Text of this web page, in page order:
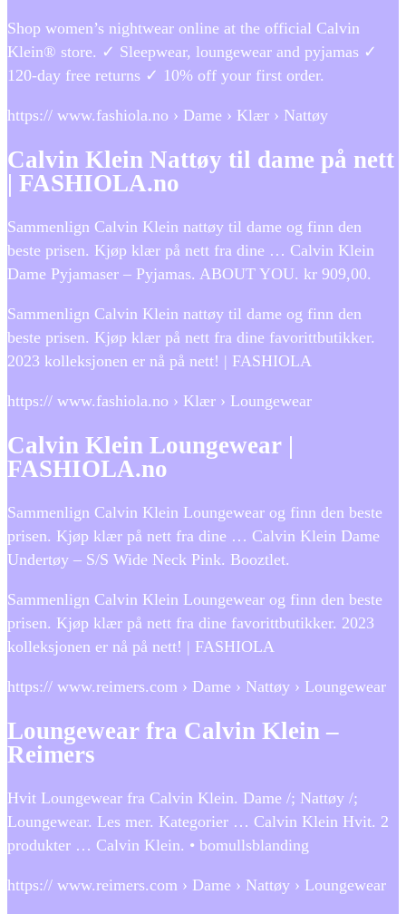
Shop women’s nightwear online at the official Calvin
Klein® store. ✓ Sleepwear, loungewear and pyjamas ✓
120-day free returns ✓ 10% off your first order.
https:// www.fashiola.no › Dame › Klær › Nattøy
Calvin Klein Nattøy til dame på nett
| FASHIOLA.no
Sammenlign Calvin Klein nattøy til dame og finn den
beste prisen. Kjøp klær på nett fra dine … Calvin Klein
Dame Pyjamaser – Pyjamas. ABOUT YOU. kr 909,00.
Sammenlign Calvin Klein nattøy til dame og finn den
beste prisen. Kjøp klær på nett fra dine favorittbutikker.
2023 kolleksjonen er nå på nett! | FASHIOLA
https:// www.fashiola.no › Klær › Loungewear
Calvin Klein Loungewear |
FASHIOLA.no
Sammenlign Calvin Klein Loungewear og finn den beste
prisen. Kjøp klær på nett fra dine … Calvin Klein Dame
Undertøy – S/S Wide Neck Pink. Booztlet.
Sammenlign Calvin Klein Loungewear og finn den beste
prisen. Kjøp klær på nett fra dine favorittbutikker. 2023
kolleksjonen er nå på nett! | FASHIOLA
https:// www.reimers.com › Dame › Nattøy › Loungewear
Loungewear fra Calvin Klein –
Reimers
Hvit Loungewear fra Calvin Klein. Dame /; Nattøy /;
Loungewear. Les mer. Kategorier … Calvin Klein Hvit. 2
produkter … Calvin Klein. • bomullsblanding
https:// www.reimers.com › Dame › Nattøy › Loungewear